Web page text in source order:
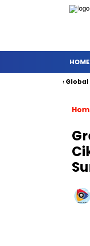
HOME
The Global